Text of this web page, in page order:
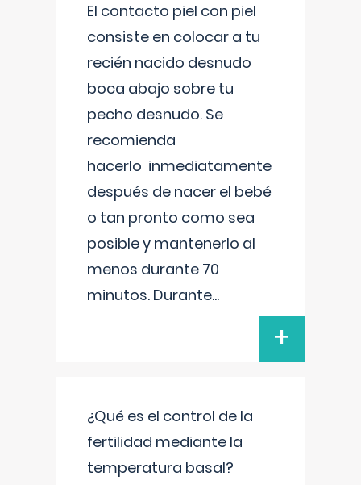
El contacto piel con piel
consiste en colocar a tu
recién nacido desnudo
boca abajo sobre tu
pecho desnudo. Se
recomienda
hacerlo inmediatamente
después de nacer el bebé
o tan pronto como sea
posible y mantenerlo al
menos durante 70
minutos. Durante...
+
¿Qué es el control de la
fertilidad mediante la
temperatura basal?